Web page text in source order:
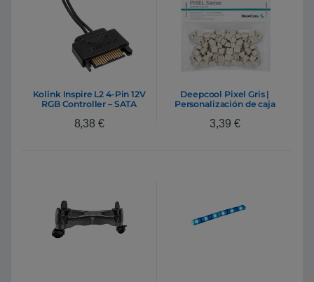
Kolink Inspire L2 4-Pin 12V
RGB Controller – SATA
8,38 €
Deepcool Pixel Gris |
Personalización de caja
3,39 €